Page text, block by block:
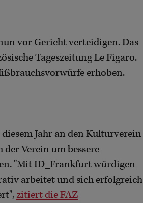
vor Gericht verteidigen. Das
Tageszeitung Le Figaro.
erhoben.
Jahr an den Kulturverein
Verein um bessere
"Mit ID_Frankfurt würdigen
arbeitet und sich erfolgreich
zitiert die FAZ